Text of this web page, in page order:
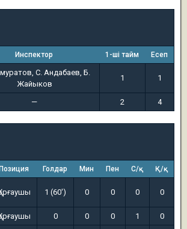
Инспектор 1-ші тайм Есеп
С. Андабаев, Б.
Жайыков
1 1
— 2 4
Позиция Голдар Мин Пен С/қ Қ/қ
1 (60') 0 0 0 0
0 0 0 1
0